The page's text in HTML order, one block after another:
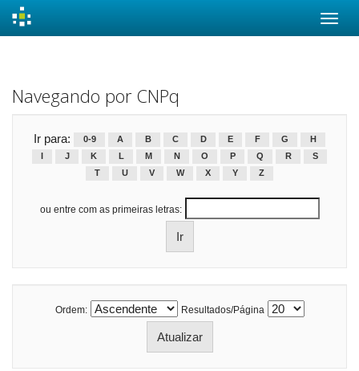
Navegando por CNPq
Ir para: 0-9 A B C D E F G
H
J K L M N O P Q R
S
T
U V W X Y Z
ou entre com as primeiras letras:
Ordem: Resultados/Página